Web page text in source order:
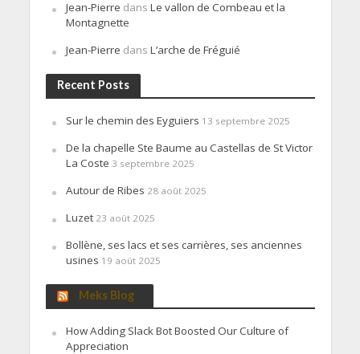
Jean-Pierre dans Le vallon de Combeau et la
Montagnette
Jean-Pierre dans L’arche de Fréguié
Recent Posts
Sur le chemin des Eyguiers 13 septembre 2025
De la chapelle Ste Baume au Castellas de St Victor
La Coste 3 septembre 2025
Autour de Ribes 28 août 2025
Luzet 23 août 2025
Bollène, ses lacs et ses carrières, ses anciennes
usines 19 août 2025
Meks Blog
How Adding Slack Bot Boosted Our Culture of
Appreciation